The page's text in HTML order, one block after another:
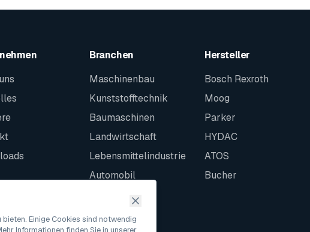
Branchen
Maschinenbau
Kunststofftechnik
Baumaschinen
Landwirtschaft
Lebensmittelindustrie
Automobil
Intralogistik
Hersteller
Bosch Rexroth
Moog
Parker
HYDAC
ATOS
Bucher
Einige Cookies sind notwendig
Informationen finden Sie in unserer